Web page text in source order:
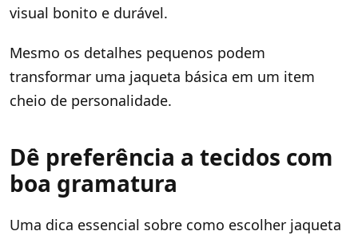
visual bonito e durável.
Mesmo os detalhes pequenos podem
transformar uma jaqueta básica em um item
cheio de personalidade.
Dê preferência a tecidos com
boa gramatura
Uma dica essencial sobre como escolher jaqueta